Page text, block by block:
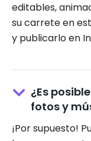
editables,
su carrete en
y publicarlo en
¿Es
fotos y
¡Por supuesto!